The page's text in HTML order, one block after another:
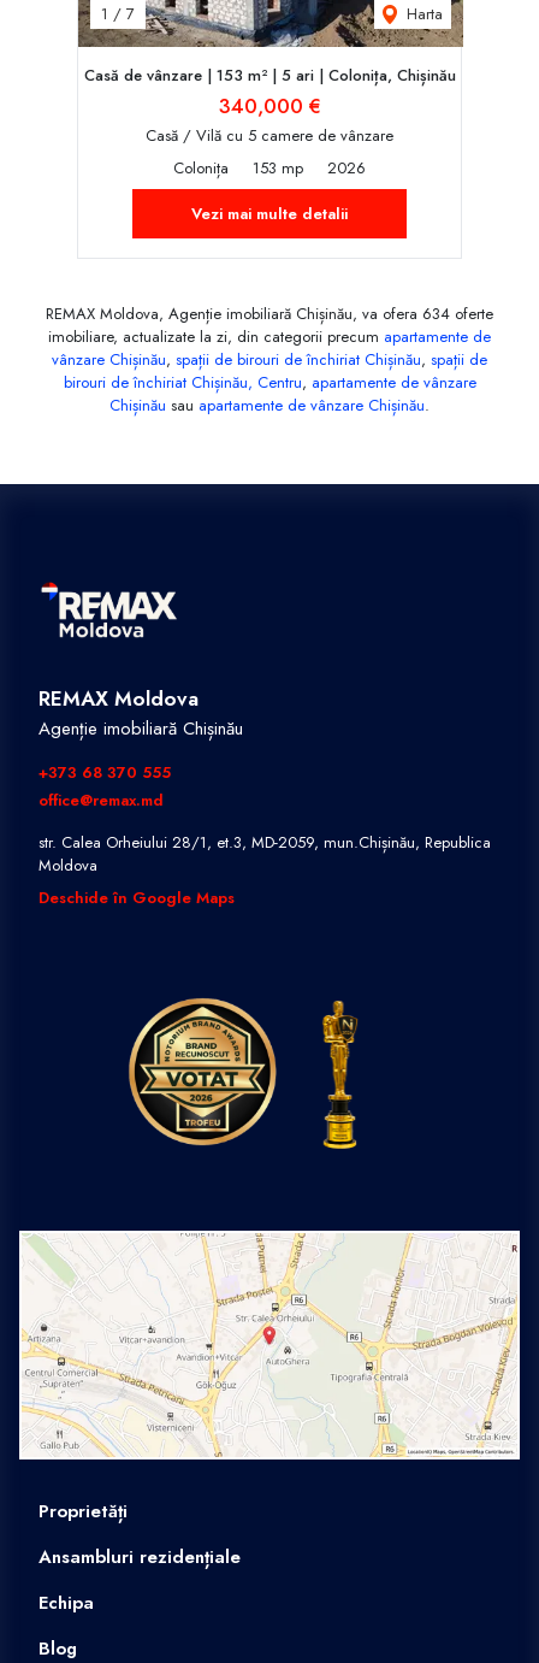
1 / 7 Harta
Casă de vânzare | 153 m² | 5 ari | Colonița, Chișinău
340,000 €
Casă / Vilă cu 5 camere de vânzare
Colonița
153 mp
2026
Vezi mai multe detalii
REMAX Moldova, Agenție imobiliară Chișinău, va ofera 634 oferte
imobiliare, actualizate la zi, din categorii precum apartamente de
vânzare Chișinău, spații de birouri de închiriat Chișinău, spații de
birouri de închiriat Chișinău, Centru, apartamente de vânzare
Chișinău sau apartamente de vânzare Chișinău.
REMAX Moldova
Agenție imobiliară Chișinău
+373 68 370 555
office@remax.md
str. Calea Orheiului 28/1, et.3, MD-2059, mun.Chișinău, Republica
Moldova
Deschide în Google Maps
Proprietăți
Ansambluri rezidențiale
Echipa
Blog